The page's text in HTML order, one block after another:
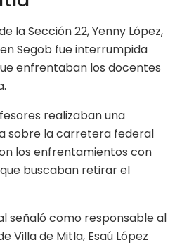
la Sección 22, Yenny López,
Segob fue interrumpida
enfrentaban los docentes
realizaban una
sobre la carretera federal
los enfrentamientos con
buscaban retirar el
señaló como responsable al
Villa de Mitla, Esaú López